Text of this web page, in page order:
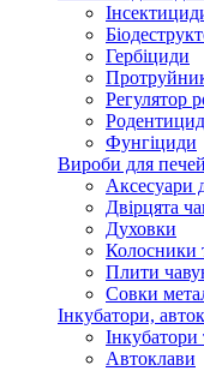
Гербіциди
Регулятор
Фунгіциди
Вироби для
Аксесуари
Двірцята
Духовки
Колосники
Плити
Совки
Інкубатори,
Автоклави